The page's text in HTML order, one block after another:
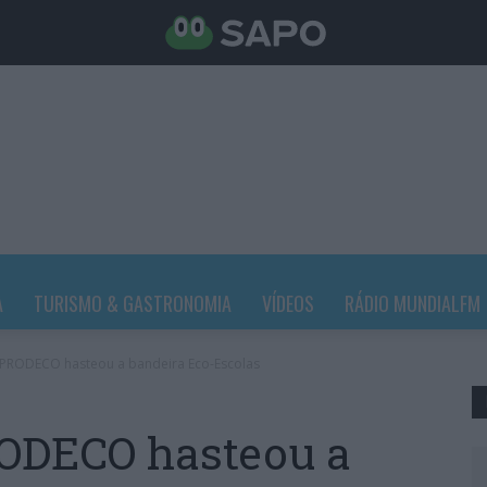
TURISMO & GASTRONOMIA VÍDEOS RÁDIO MUNDIALFM
hasteou a